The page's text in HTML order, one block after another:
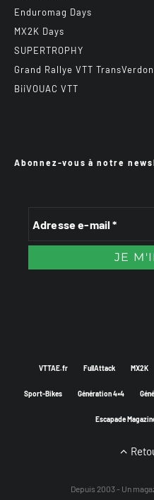
Enduromag Days
MX2K Days
SUPERTROPHY
Grand Rallye VTT TransVerdon
BiiVOUAC VTT
Abonnez-vous à notre
VTTAE.fr FullAttack MX2K
Sport-Bikes Génération 4×4
Escapade
Depuis 2003 - Un